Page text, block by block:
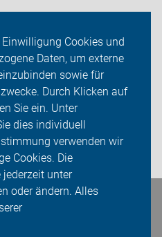
Cookies und
Daten, um externe
sowie für
Durch Klicken auf
Sie ein. Unter
dies individuell
verwenden wir
Cookies. Die
unter
oder ändern. Alles